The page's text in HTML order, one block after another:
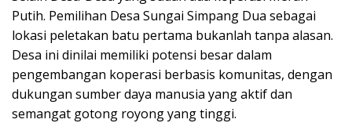
Putih. Pemilihan Desa Sungai Simpang Dua sebagai
lokasi peletakan batu pertama bukanlah tanpa alasan.
Desa ini dinilai memiliki potensi besar dalam
pengembangan koperasi berbasis komunitas, dengan
dukungan sumber daya manusia yang aktif dan
semangat gotong royong yang tinggi.